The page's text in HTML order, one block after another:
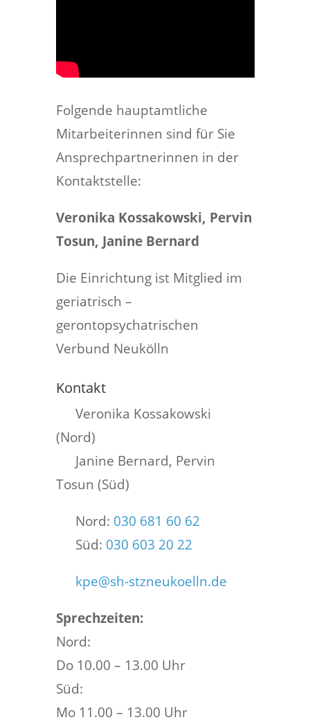
Folgende hauptamtliche
Mitarbeiterinnen sind für Sie
Ansprechpartnerinnen in der
Kontaktstelle:
Veronika Kossakowski, Pervin
Tosun, Janine Bernard
Die Einrichtung ist Mitglied im
geriatrisch –
gerontopsychatrischen
Verbund Neukölln
Kontakt
Veronika Kossakowski
(Nord)
Janine Bernard, Pervin
Tosun (Süd)
Nord: 030 681 60 62
Süd: 030 603 20 22
kpe@sh-stzneukoelln.de
Sprechzeiten:
Nord:
Do 10.00 – 13.00 Uhr
Süd:
Mo 11.00 – 13.00 Uhr